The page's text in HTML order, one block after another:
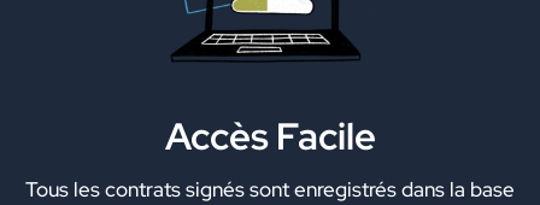
Accès Facile
Tous les contrats signés sont enregistrés dans la base